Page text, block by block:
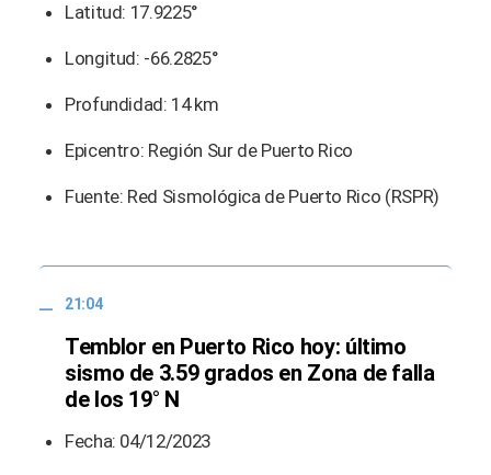
Latitud: 17.9225°
Longitud: -66.2825°
Profundidad: 14 km
Epicentro: Región Sur de Puerto Rico
Fuente: Red Sismológica de Puerto Rico (RSPR)
21:04
Temblor en Puerto Rico hoy: último
sismo de 3.59 grados en Zona de falla
de los 19° N
Fecha: 04/12/2023